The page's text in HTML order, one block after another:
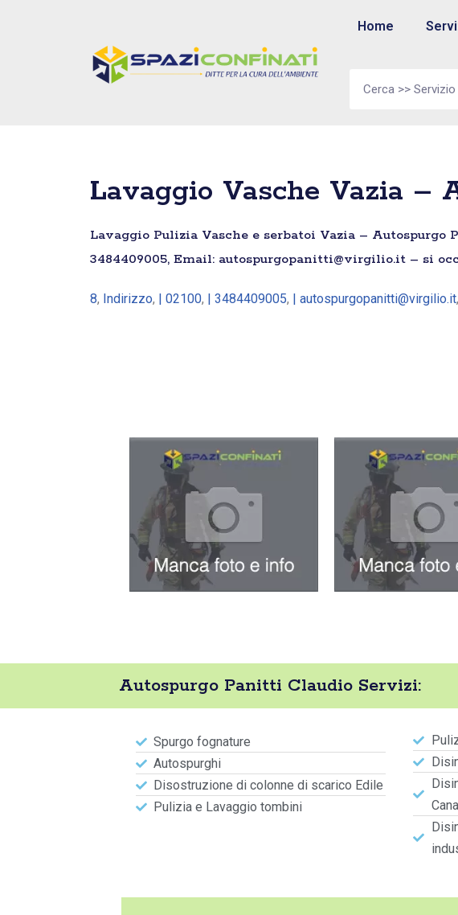
Home
Lavaggio Vasche Vazia –
Lavaggio Pulizia Vasche e serbatoi Vazia – Autospurgo
3484409005, Email: autospurgopanitti@virgilio.it – si
8, Indirizzo, | 02100, | 3484409005, | autospurgopanitti@virgilio.it,
Autospurgo Panitti Claudio Servizi:
Spurgo fognature
Autospurghi
Disostruzione di colonne di scarico Edile
Pulizia e Lavaggio tombini